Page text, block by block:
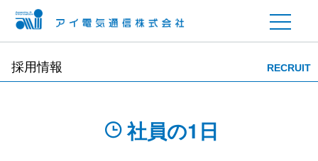
採用情報 RECRUIT
社員の1日